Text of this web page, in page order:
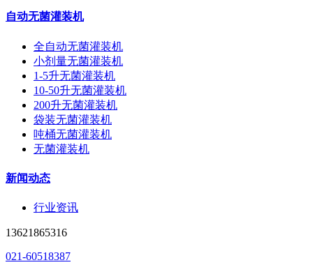
自动无菌灌装机
全自动无菌灌装机
小剂量无菌灌装机
1-5升无菌灌装机
10-50升无菌灌装机
200升无菌灌装机
袋装无菌灌装机
吨桶无菌灌装机
无菌灌装机
新闻动态
行业资讯
13621865316
021-60518387